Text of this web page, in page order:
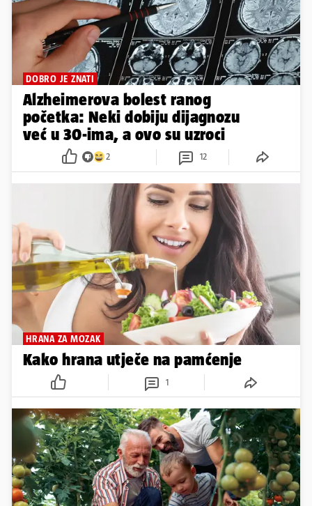
DOBRO JE ZNATI
Alzheimerova bolest ranog
početka: Neki dobiju dijagnozu
već u 30-ima, a ovo su uzroci
2 12
HRANA ZA MOZAK
Kako hrana utječe na pamćenje
1